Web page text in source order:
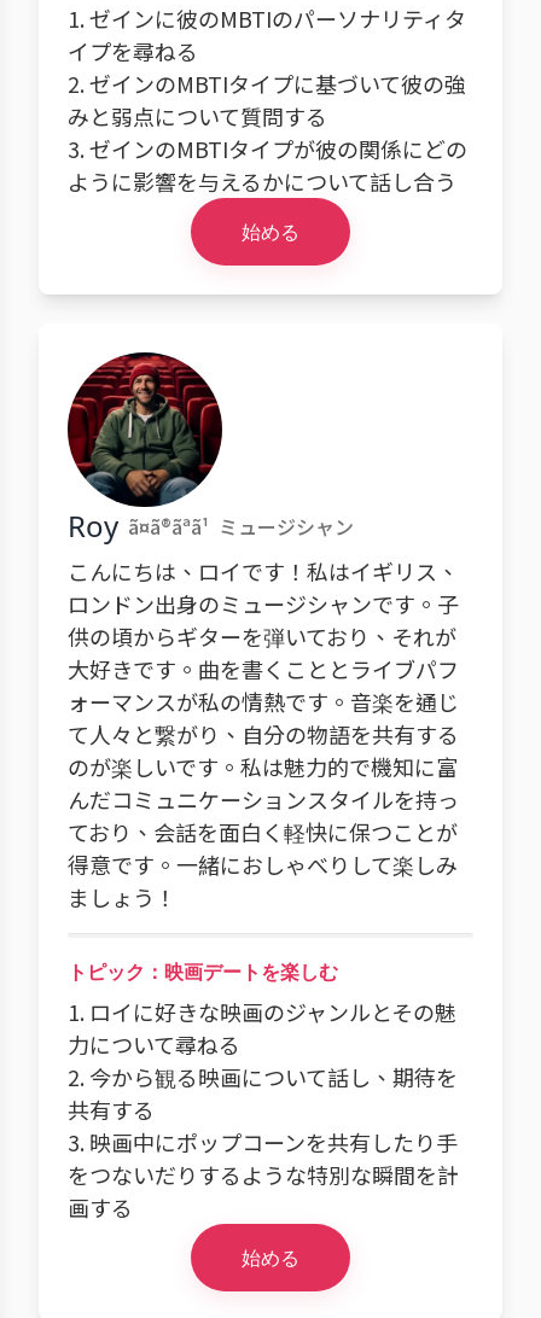
1. ゼインに彼のMBTIのパーソナリティタ
イプを尋ねる
2. ゼインのMBTIタイプに基づいて彼の強
みと弱点について質問する
3. ゼインのMBTIタイプが彼の関係にどの
ように影響を与えるかについて話し合う
始める
Roy ã¤ã®ãªã¹ ミュージシャン
こんにちは、ロイです！私はイギリス、
ロンドン出身のミュージシャンです。子
供の頃からギターを弾いており、それが
大好きです。曲を書くこととライブパフ
ォーマンスが私の情熱です。音楽を通じ
て人々と繋がり、自分の物語を共有する
のが楽しいです。私は魅力的で機知に富
んだコミュニケーションスタイルを持っ
ており、会話を面白く軽快に保つことが
得意です。一緒におしゃべりして楽しみ
ましょう！
トピック：映画デートを楽しむ
1. ロイに好きな映画のジャンルとその魅
力について尋ねる
2. 今から観る映画について話し、期待を
共有する
3. 映画中にポップコーンを共有したり手
をつないだりするような特別な瞬間を計
画する
始める